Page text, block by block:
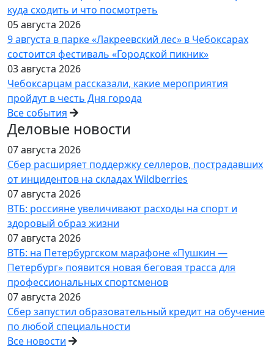
куда сходить и что посмотреть
05 августа 2026
9 августа в парке «Лакреевский лес» в Чебоксарах
состоится фестиваль «Городской пикник»
03 августа 2026
Чебоксарцам рассказали, какие мероприятия
пройдут в честь Дня города
Все события
Деловые новости
07 августа 2026
Сбер расширяет поддержку селлеров, пострадавших
от инцидентов на складах Wildberries
07 августа 2026
ВТБ: россияне увеличивают расходы на спорт и
здоровый образ жизни
07 августа 2026
ВТБ: на Петербургском марафоне «Пушкин —
Петербург» появится новая беговая трасса для
профессиональных спортсменов
07 августа 2026
Сбер запустил образовательный кредит на обучение
по любой специальности
Все новости